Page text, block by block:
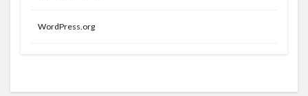
WordPress.org